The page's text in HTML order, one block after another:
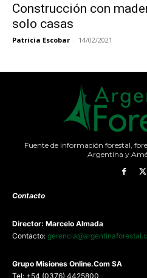
Construcción con
solo casas
Patricia Escobar - 14/02/2021
Fuente de información forestal,
Argentina y
Contacto
Director: Marcelo Almada
Contacto:
Grupo Misiones Online.Com SA
Tel: +54 (0376) 4425800